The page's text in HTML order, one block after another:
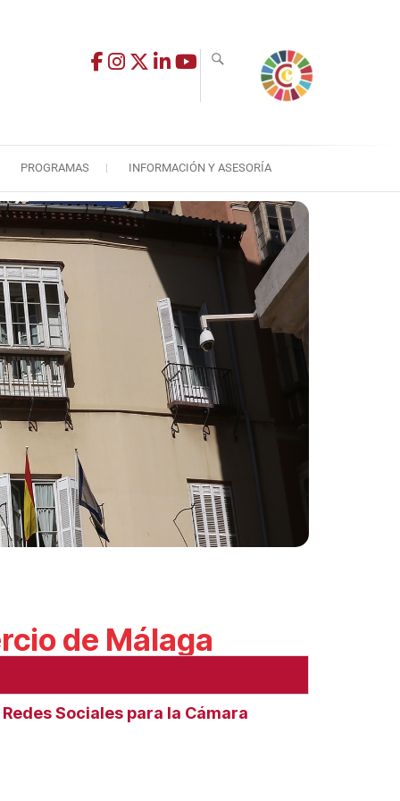
PROGRAMAS INFORMACIÓN Y ASESORÍA
de Málaga
Sociales para la Cámara